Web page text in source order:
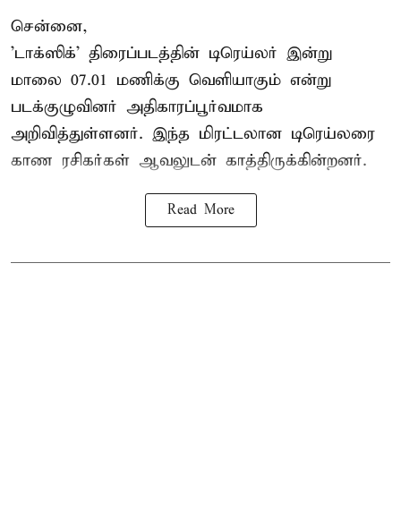
சென்னை,
'டாக்ஸிக்' திரைப்படத்தின் டிரெய்லர் இன்று
மாலை 07.01 மணிக்கு வெளியாகும் என்று
படக்குழுவினர் அதிகாரப்பூர்வமாக
அறிவித்துள்ளனர். இந்த மிரட்டலான டிரெய்லரை
காண ரசிகர்கள் ஆவலுடன் காத்திருக்கின்றனர்.
Read More